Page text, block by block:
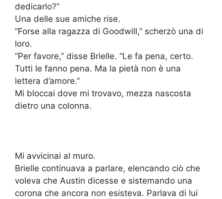
dedicarlo?”
Una delle sue amiche rise.
“Forse alla ragazza di Goodwill,” scherzò una di
loro.
“Per favore,” disse Brielle. “Le fa pena, certo.
Tutti le fanno pena. Ma la pietà non è una
lettera d’amore.”
Mi bloccai dove mi trovavo, mezza nascosta
dietro una colonna.
Mi avvicinai al muro.
Brielle continuava a parlare, elencando ciò che
voleva che Austin dicesse e sistemando una
corona che ancora non esisteva. Parlava di lui